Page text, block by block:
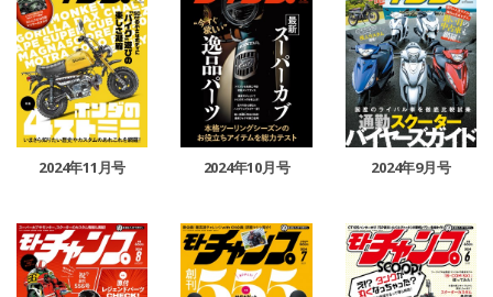
2024年11月号 2024年10月号 2024年9月号